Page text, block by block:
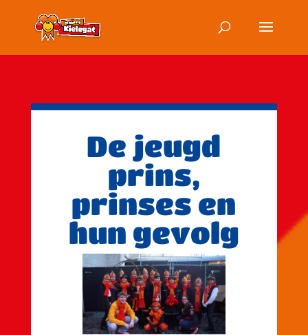
De jeugd
prins,
prinses en
hun gevolg